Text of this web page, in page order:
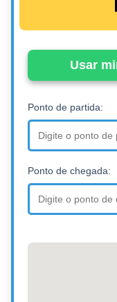
Usar
Ponto de partida:
Ponto de chegada: